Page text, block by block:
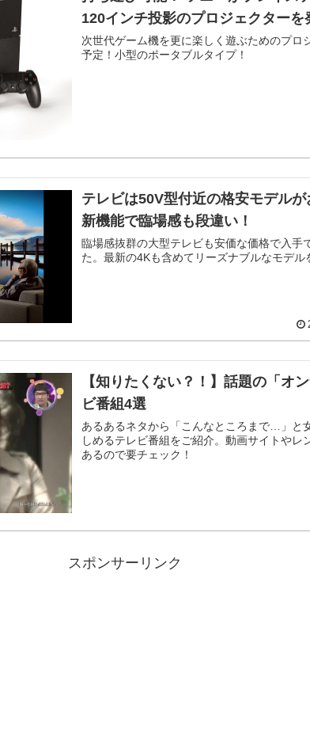
120インチ投影のプロジェクターを
次世代ゲーム機を更に楽しく遊ぶためのプロ
予定！小型のポータブルタイプ！
テレビは50V型付近の格安モデル
新機能で臨場感も段違い！
臨場感抜群の大型テレビも安価な価格で入手
た。最新の4Kも含めてリーズナブルなモデル
【知りたくない？！】話題の「オ
ビ番組4選
あるあるネタから「こんなところまで…」と
しめるテレビ番組をご紹介。動画サイトやレ
あるので要チェック！
スポンサーリンク